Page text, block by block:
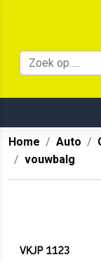
Home Auto
vouwbalg